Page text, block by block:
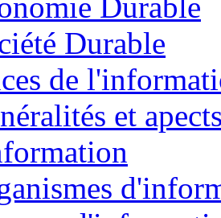
Durable
Durable
de
et